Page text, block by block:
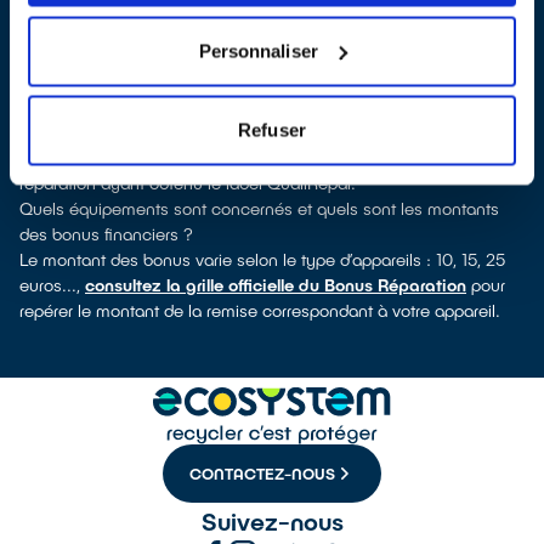
Personnaliser
Refuser
verrez pour quels types d’appareils ce professionnel a obtenu le
smartphone, outillage électroportatif : à chaque famille
d’équipements son réparateur spécialisé et labellisé QualiRépar.
Comment bénéficier du Bonus Réparation à Mallemort ?
Immédiatement déduit de la facture par le réparateur, le Bonus
Réparation est en vigueur chez tous les professionnels de la
réparation ayant obtenu le label QualiRépar.
Quels équipements sont concernés et quels sont les montants
des bonus financiers ?
Le montant des bonus varie selon le type d’appareils : 10, 15, 25
euros..., consultez la grille officielle du Bonus Réparation pour
repérer le montant de la remise correspondant à votre appareil.
CONTACTEZ-NOUS
Suivez-nous